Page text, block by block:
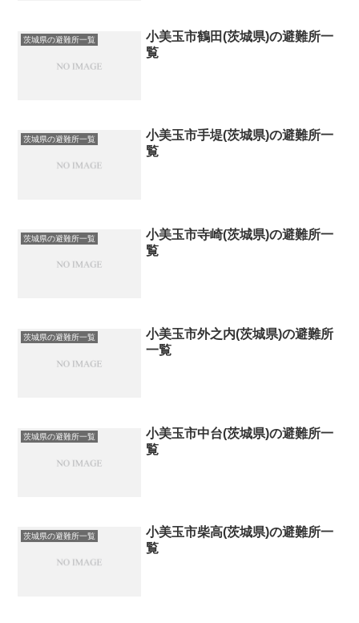
茨城県の避難所一覧
小美玉市鶴田(茨城県)の避難所一
覧
茨城県の避難所一覧
小美玉市手堤(茨城県)の避難所一
覧
茨城県の避難所一覧
小美玉市寺崎(茨城県)の避難所一
覧
茨城県の避難所一覧
小美玉市外之内(茨城県)の避難所
一覧
茨城県の避難所一覧
小美玉市中台(茨城県)の避難所一
覧
茨城県の避難所一覧
小美玉市柴高(茨城県)の避難所一
覧